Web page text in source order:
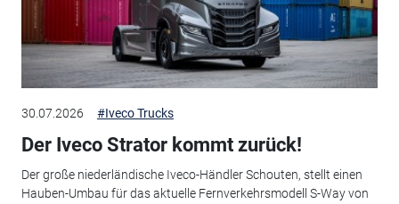
30.07.2026 #Iveco Trucks
Der Iveco Strator kommt zurück!
Der große niederländische Iveco-Händler Schouten, stellt einen
Hauben-Umbau für das aktuelle Fernverkehrsmodell S-Way von